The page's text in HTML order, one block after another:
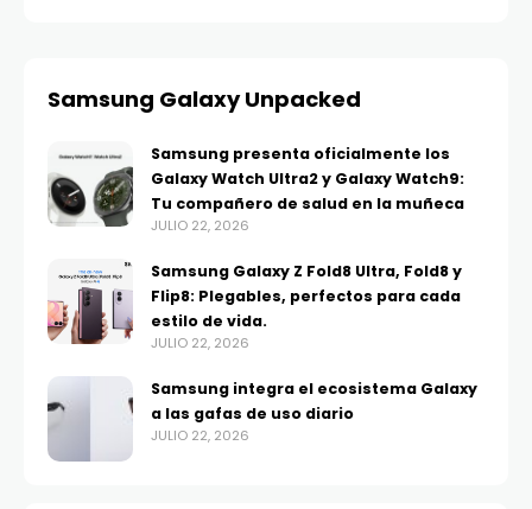
Samsung Galaxy Unpacked
Samsung presenta oficialmente los
Galaxy Watch Ultra2 y Galaxy Watch9:
Tu compañero de salud en la muñeca
JULIO 22, 2026
Samsung Galaxy Z Fold8 Ultra, Fold8 y
Flip8: Plegables, perfectos para cada
estilo de vida.
JULIO 22, 2026
Samsung integra el ecosistema Galaxy
a las gafas de uso diario
JULIO 22, 2026